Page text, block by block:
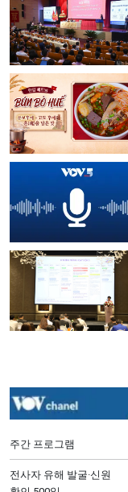
주간 프로그램
전사자 유해 발굴·신원